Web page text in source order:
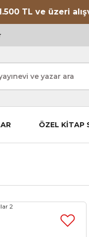
TL ve üzeri
ÖZEL KİTAP